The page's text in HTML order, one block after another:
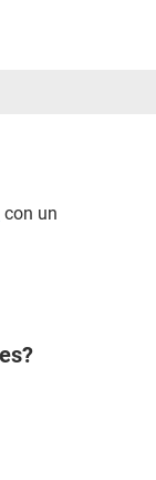
con un